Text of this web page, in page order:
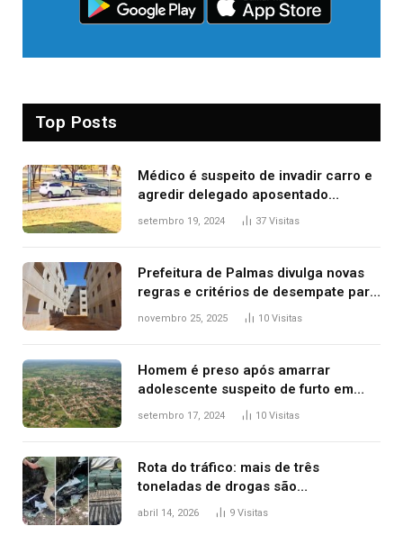
Top Posts
Médico é suspeito de invadir carro e
agredir delegado aposentado
durante confusão no trânsito
setembro 19, 2024 37 Visitas
Prefeitura de Palmas divulga novas
regras e critérios de desempate para
seleção de famílias no Minha Casa,
novembro 25, 2025 10 Visitas
Homem é preso após amarrar
adolescente suspeito de furto em
estaca de cerca e agredi-lo
setembro 17, 2024 10 Visitas
Rota do tráfico: mais de três
toneladas de drogas são
apreendidas no TO em três meses
abril 14, 2026 9 Visitas